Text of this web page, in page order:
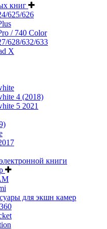
книг
625/626
/ 740 Color
628/632/633
X
4 (2018)
5 2021
книги
для экшн камер